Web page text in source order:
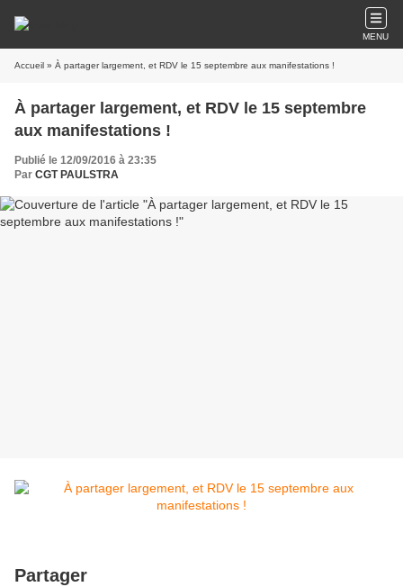
MENU
Accueil » À partager largement, et RDV le 15 septembre aux manifestations !
À partager largement, et RDV le 15 septembre
aux manifestations !
Publié le 12/09/2016 à 23:35
Par CGT PAULSTRA
Partager